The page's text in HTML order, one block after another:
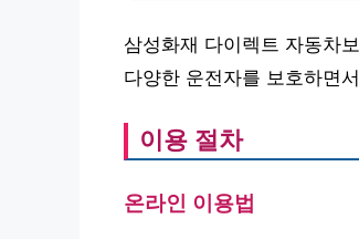
삼성화재 다이렉트 자동차
다양한 운전자를 보호하면
이용 절차
온라인 이용법